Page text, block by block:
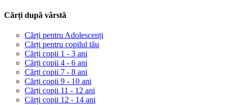
Cărți după vârstă
Cărți pentru Adolescenți
Cărți pentru copilul tău
Cărți copii 1 - 3 ani
Cărți copii 4 - 6 ani
Cărți copii 7 - 8 ani
Cărți copii 9 - 10 ani
Cărți copii 11 - 12 ani
Cărți copii 12 - 14 ani